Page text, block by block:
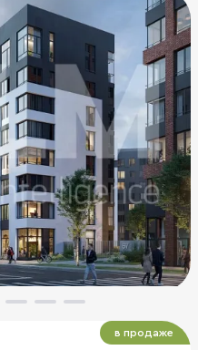
в продаже